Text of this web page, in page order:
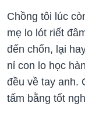
Chồng tôi lúc
mẹ lo lót riết
đến chốn, lại
nỉ con lo học
đều về tay anh.
tấm bằng tốt